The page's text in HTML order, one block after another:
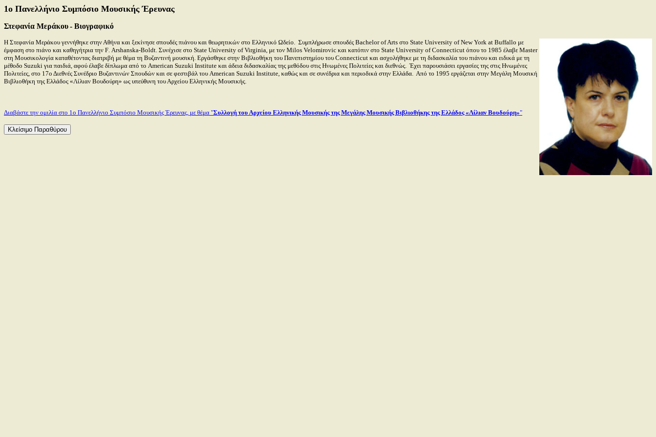
1ο Πανελλήνιο Συμπόσιο Μουσικής Έρευνας
Στεφανία Μεράκου- Βιογραφικό
Η Στεφανία Μεράκου γεννήθηκε στην Αθήνα και ξεκίνησε σπουδές πιάνου και θεωρητικών στο Ελληνικό Ωδείο. Συμπλήρωσε σπουδές Bachelor ofArts στο State University of New York at Buffallo με
έμφαση στο πιάνο και καθηγήτρια την F. Arshanska-Boldt. Συνέχισε στο State University of Virginia, με τον Milos Velomirovic και κατόπιν στο State University of Connecticut όπου το 1985 έλαβε Master
στη Μουσικολογία καταθέτοντας διατριβή με θέμα τη Βυζαντινή μουσική. Εργάσθηκε στην Βιβλιοθήκη του Πανεπιστημίου του Connecticut και ασχολήθηκε με τη διδασκαλία του πιάνου και ειδικά με τη
μέθοδο Suzuki για παιδιά, αφού έλαβε δίπλωμα από το American Suzuki Institute και άδεια διδασκαλίας της μεθόδου στις Ηνωμένες Πολιτείες και διεθνώς. Έχει παρουσιάσει εργασίες της στις Ηνωμένες
Πολιτείες, στο 17ο Διεθνές Συνέδριο Βυζαντινών Σπουδών και σε φεστιβάλ του American Suzuki Institute, καθώς και σε συνέδρια και περιοδικά στην Ελλάδα. Από το 1995 εργάζεται στην Μεγάλη Μουσική
Βιβλιοθήκη της Ελλάδος «Λίλιαν Βουδούρη» ως υπεύθυνη του Αρχείου Ελληνικής Μουσικής.
Διαβάστε την ομιλία στο 1ο Πανελλήνιο Συμπόσιο Μουσικής Έρευνας, με θέμα "Συλλογή του Αρχείου Ελληνικής Μουσικής της Μεγάλης Μουσικής Βιβλιοθήκης της Ελλάδος «Λίλιαν Βουδούρη»"